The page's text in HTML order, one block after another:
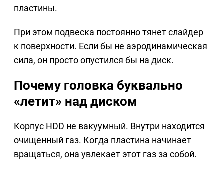
пластины.
При этом подвеска постоянно тянет слайдер
к поверхности. Если бы не аэродинамическая
сила, он просто опустился бы на диск.
Почему головка буквально
«летит» над диском
Корпус HDD не вакуумный. Внутри находится
очищенный газ. Когда пластина начинает
вращаться, она увлекает этот газ за собой.